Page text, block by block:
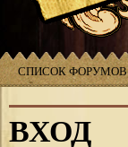
СПИСОК ФОРУМОВ
ВХОД